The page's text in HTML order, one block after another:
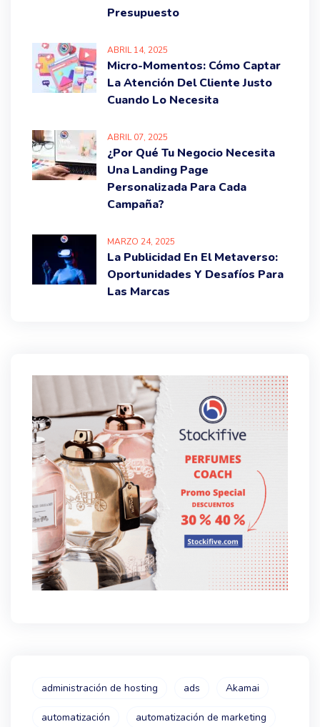
Presupuesto
ABRIL14, 2025
Micro-Momentos: Cómo Captar
La Atención Del Cliente Justo
Cuando Lo Necesita
ABRIL07, 2025
¿Por Qué Tu Negocio Necesita
Una Landing Page
Personalizada Para Cada
Campaña?
MARZO 24, 2025
La Publicidad En El Metaverso:
Oportunidades Y Desafíos Para
Las Marcas
administración de hosting ads Akamai
automatización automatización de marketing